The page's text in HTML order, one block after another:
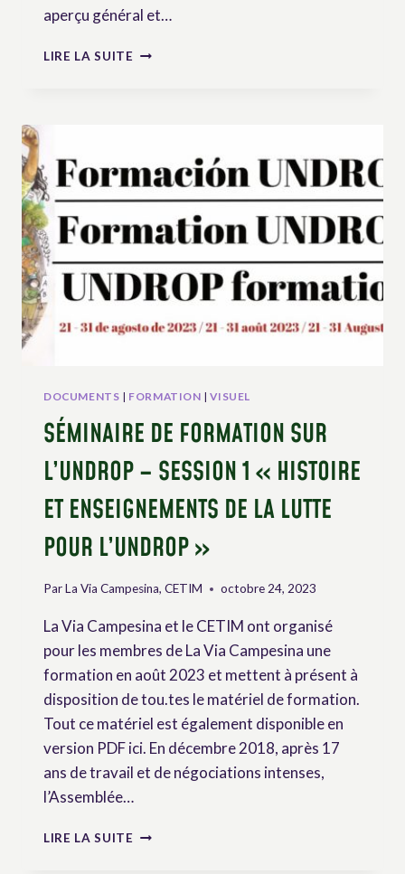
aperçu général et…
LIRE LA SUITE SÉMINAIRE
SESSION
2
«LES
DROITS
CLÉS»
DOCUMENTS | FORMATION |VISUEL
SÉMINAIRE DE FORMATION SUR
L’UNDROP – SESSION 1 « HISTOIRE
ET ENSEIGNEMENTS DE LA LUTTE
POUR L’UNDROP »
ParLa Via Campesina, CETIM octobre 24, 2023
La Via Campesina et le CETIM ont organisé
pour les membres de La Via Campesina une
formation en août 2023 et mettent à présent à
disposition de tou.tes le matériel de formation.
Tout ce matériel est également disponible en
version PDF ici. En décembre 2018, après 17
ans de travail et de négociations intenses,
l’Assemblée…
LIRE LA SUITE SÉMINAIRE